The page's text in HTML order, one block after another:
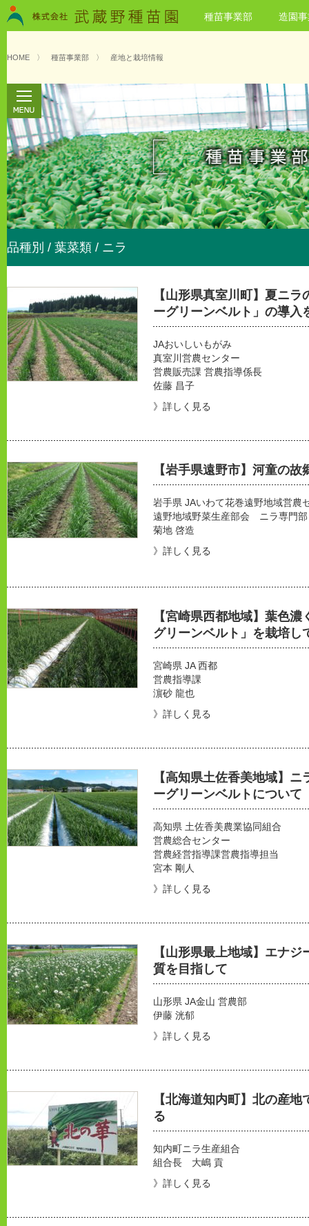
種苗事業部 造園
HOME 〉 種苗事業部 〉 産地と栽培情報
品種別 / 葉菜類 / ニラ
【山形県真室川町】夏ニ
ーグリーンベルト」の導入
JAおいしいもがみ
真室川営農センター
営農販売課 営農指導係長
佐藤 昌子
》詳しく見る
【岩手県遠野市】河童の
岩手県 JAいわて花巻遠野地域営農
遠野地域野菜生産部会 ニラ専門部
菊地 啓造
》詳しく見る
【宮崎県西都地域】葉色
グリーンベルト」を栽培し
宮崎県 JA 西都
営農指導課
濵砂 龍也
》詳しく見る
【高知県土佐香美地域】
ーグリーンベルトについて
高知県 土佐香美農業協同組合
営農総合センター
営農経営指導課営農指導担当
宮本 剛人
》詳しく見る
【山形県最上地域】エナ
質を目指して
山形県 JA金山 営農部
伊藤 洸郁
》詳しく見る
【北海道知内町】北の産
る
知内町ニラ生産組合
組合長 大嶋 貢
》詳しく見る